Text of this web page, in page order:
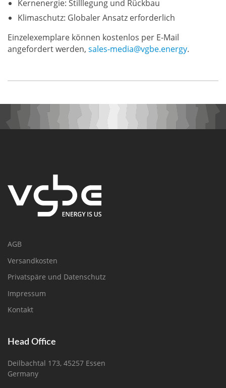
Kernenergie: Stilllegung und Rückbau
Klimaschutz: Globaler Ansatz erforderlich
Einzelexemplare können kostenlos per E-Mail
angefordert werden, sales-media@vgbe.energy.
AGB
Versandkosten
Privatspäre und Datenschutz
Impressum
Kontakt
Head Office
Deilbachtal 173, 45257 Essen
Germany